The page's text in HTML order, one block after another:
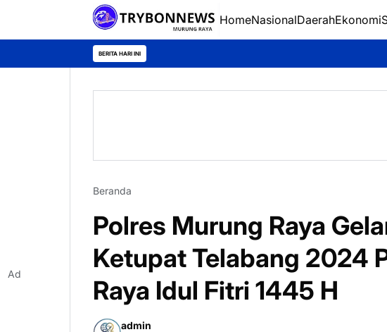
HomeNasionalDaerahEkonomi
BERITA HARI INI
Beranda
Polres Murung Raya
Ketupat Telabang 2024
Raya Idul Fitri 1445 H
admin
Ad